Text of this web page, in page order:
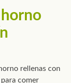
rellenas con
comer